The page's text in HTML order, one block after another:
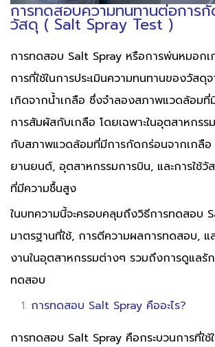
การทดสอบความทนทานต่อการ
วัสดุ ( Salt Spray Test )
การทดสอบ Salt Spray หรือการพ่นหมอกเ
การที่ใช้ในการประเมินความทนทานของวัส
เกิดจากน้ำเกลือ ซึ่งจำลองสภาพแวดล้อมที่
การสัมผัสกับเกลือ โดยเฉพาะในอุตสาหกร
กับสภาพแวดล้อมที่มีการกัดกร่อนจากเกลือ
ยานยนต์, อุตสาหกรรมการบิน, และการใช้วั
ที่มีความชื้นสูง
ในบทความนี้จะครอบคลุมถึงวิธีการทดสอบ
มาตรฐานที่ใช้, การตีความผลการทดสอบ, แ
งานในอุตสาหกรรมต่างๆ รวมถึงการดูแล
ทดสอบ
การทดสอบ Salt Spray คืออะไร?
การทดสอบ Salt Spray คือกระบวนการที่ใช้